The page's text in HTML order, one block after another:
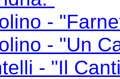
-
- "Un
- "Il